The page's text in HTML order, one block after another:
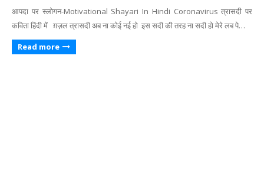
आपदा पर स्लोगन-Motivational Shayari In Hindi Coronavirus त्रासदी पर
कविता हिंदी में ग़ज़ल त्रासदी अब ना कोई नई हो इस सदी की तरह ना सदी हो मेरे लब पे…
Read more